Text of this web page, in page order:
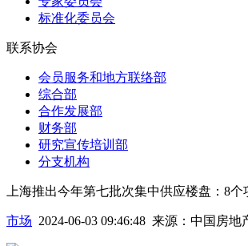
标准化委员会
联系协会
会员服务和地方联络部
综合部
合作发展部
财务部
研究宣传培训部
分支机构
上海推出今年第七批次集中供应楼盘：8个
市场 2024-06-03 09:46:48 来源： 中国房地